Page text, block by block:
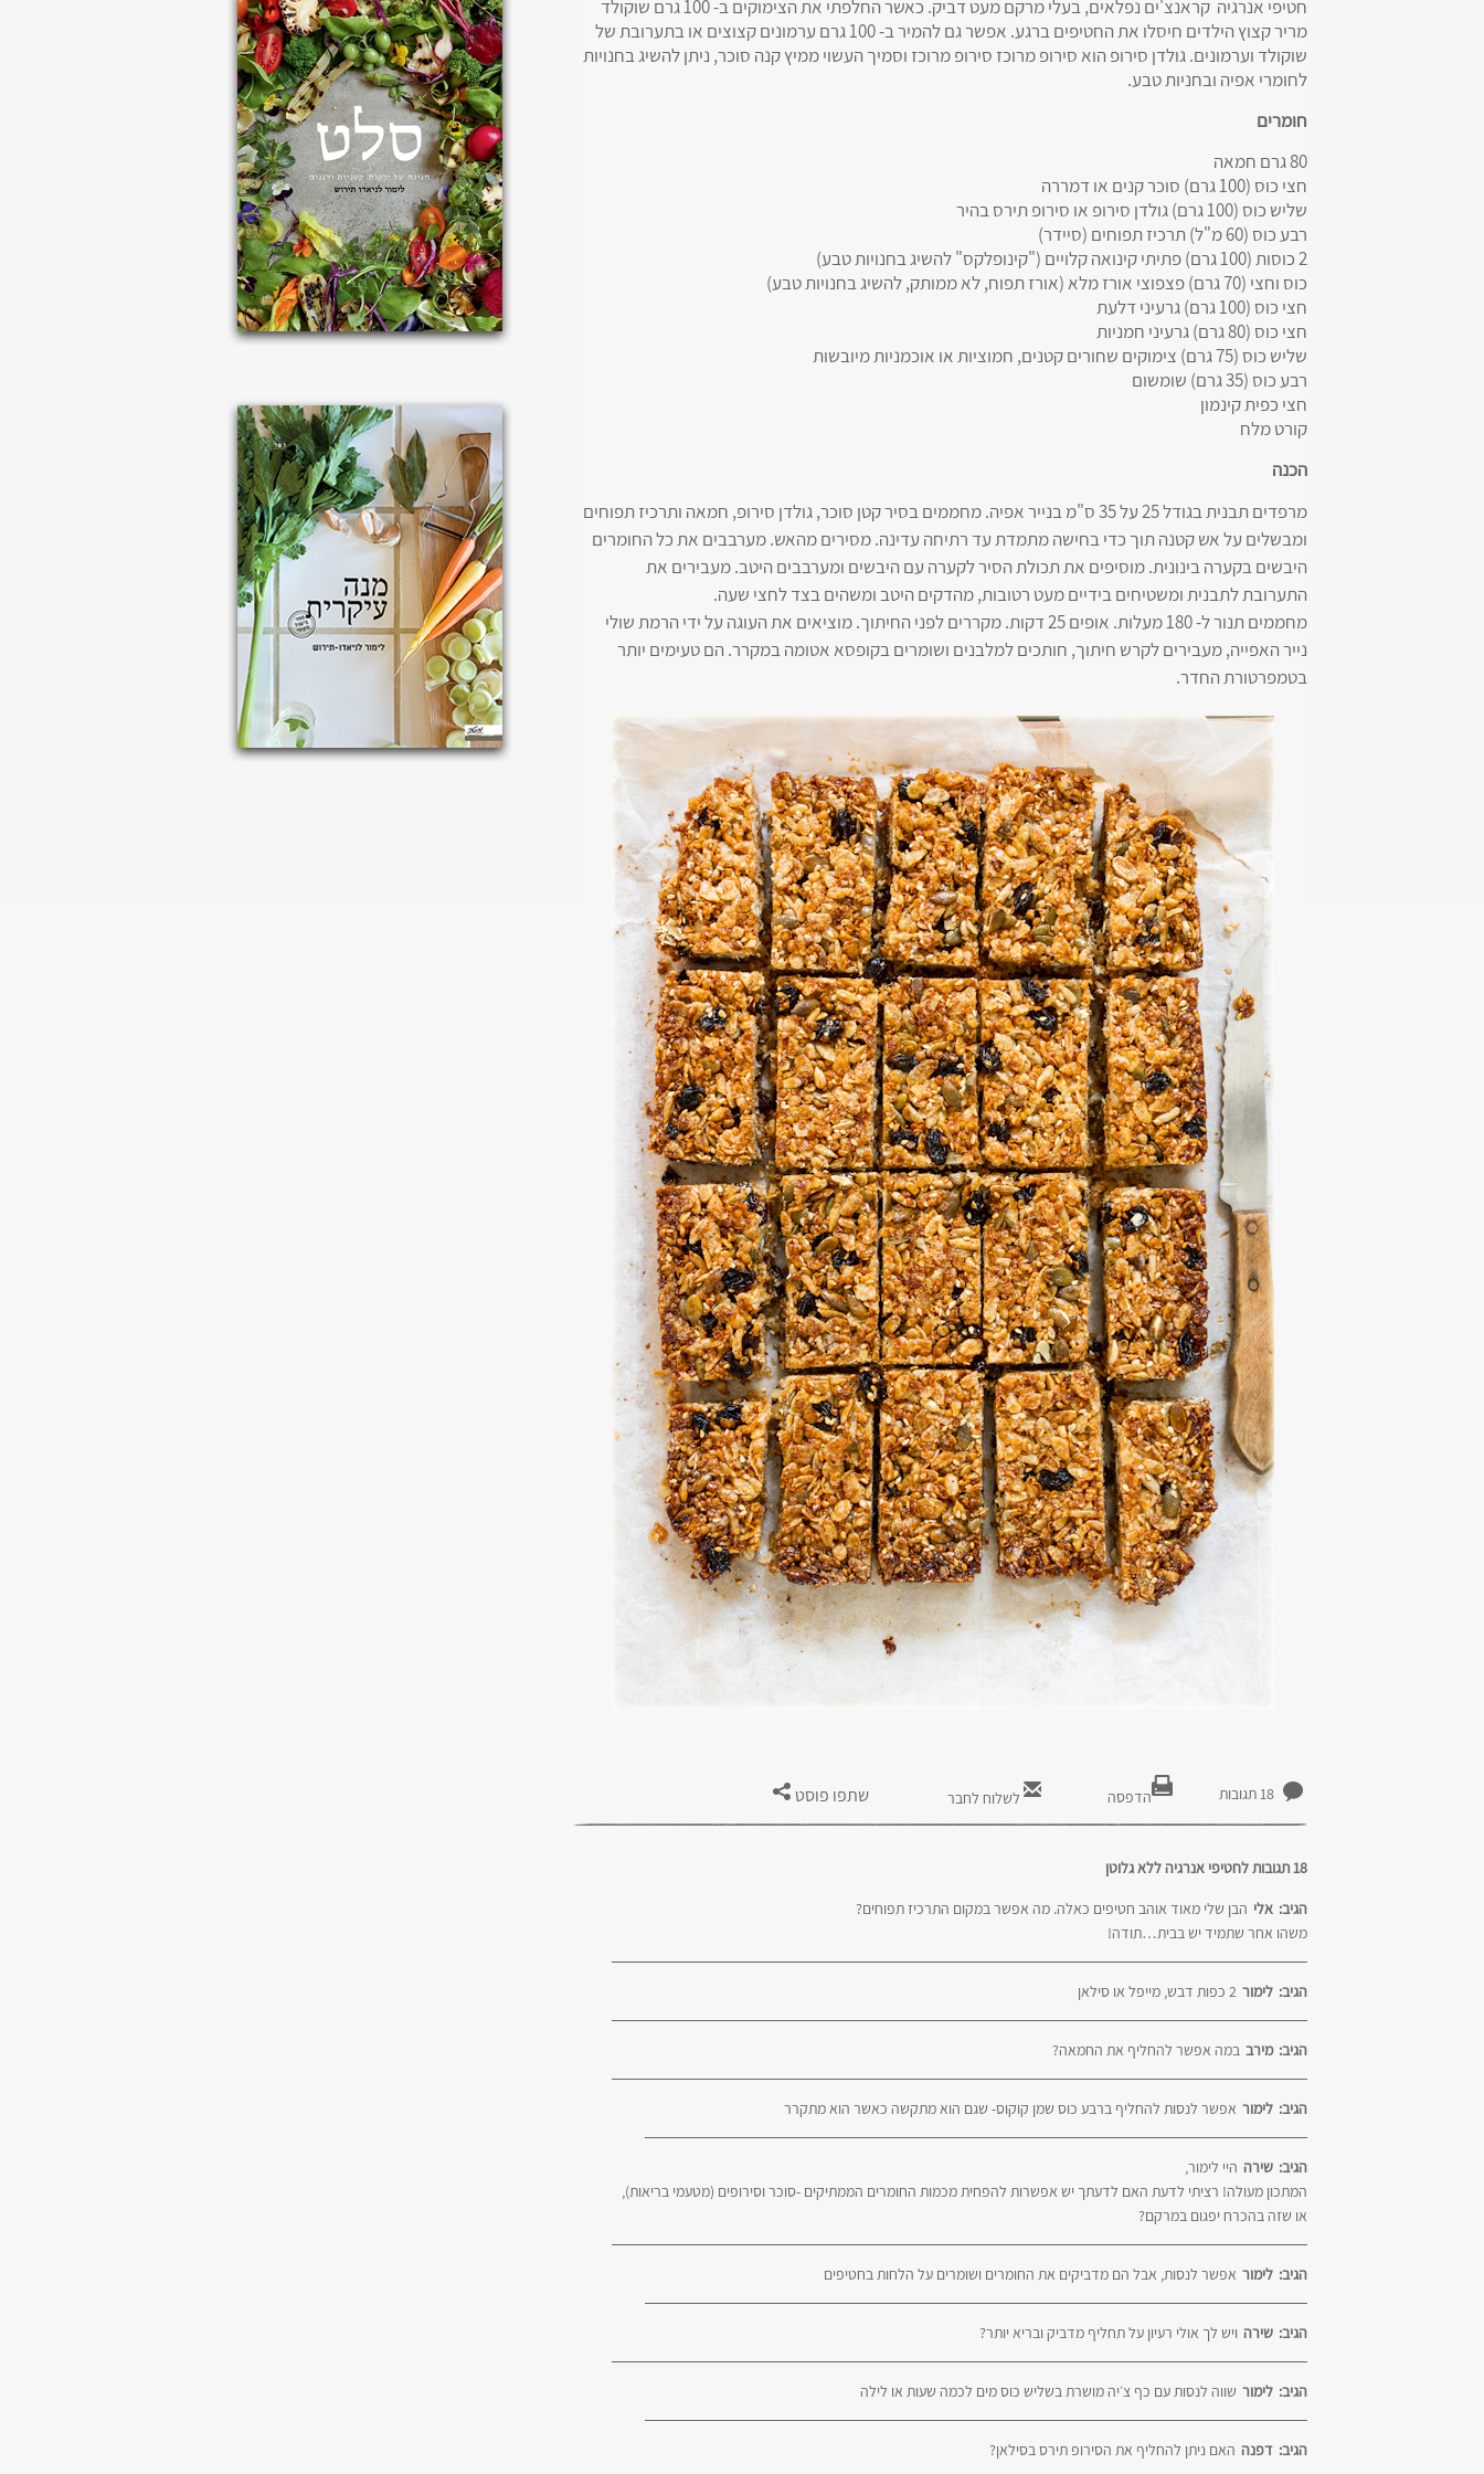
חטיפי אנרגיה קראנצ'ים נפלאים, בעלי מרקם מעט דביק. כאשר החלפתי את הצימוקים ב- 100 גרם שוקולד
מריר קצוץ הילדים חיסלו את החטיפים ברגע. אפשר גם להמיר ב- 100 גרם ערמונים קצוצים או בתערובת של
שוקולד וערמונים. גולדן סירופ הוא סירופ מרוכז סירופ מרוכז וסמיך העשוי ממיץ קנה סוכר, ניתן להשיג בחנויות
לחומרי אפיה ובחניות טבע.
חומרים
80 גרם חמאה
חצי כוס (100 גרם) סוכר קנים או דמררה
שליש כוס (100 גרם) גולדן סירופ או סירופ תירס בהיר
רבע כוס (60 מ"ל) תרכיז תפוחים (סיידר)
2 כוסות (100 גרם) פתיתי קינואה קלויים ("קינופלקס" להשיג בחנויות טבע)
כוס וחצי (70 גרם) פצפוצי אורז מלא (אורז תפוח, לא ממותק, להשיג בחנויות טבע)
חצי כוס (100 גרם) גרעיני דלעת
חצי כוס (80 גרם) גרעיני חמניות
שליש כוס (75 גרם) צימוקים שחורים קטנים, חמוציות או אוכמניות מיובשות
רבע כוס (35 גרם) שומשום
חצי כפית קינמון
קורט מלח
הכנה
מרפדים תבנית בגודל 25 על 35 ס"מ בנייר אפיה. מחממים בסיר קטן סוכר, גולדן סירופ, חמאה ותרכיז תפוחים
ומבשלים על אש קטנה תוך כדי בחישה מתמדת עד רתיחה עדינה. מסירים מהאש. מערבבים את כל החומרים
היבשים בקערה בינונית. מוסיפים את תכולת הסיר לקערה עם היבשים ומערבבים היטב. מעבירים את
התערובת לתבנית ומשטיחים בידיים מעט רטובות, מהדקים היטב ומשהים בצד לחצי שעה.
מחממים תנור ל- 180 מעלות. אופים 25 דקות. מקררים לפני החיתוך. מוציאים את העוגה על ידי הרמת שולי
נייר האפייה, מעבירים לקרש חיתוך, חותכים למלבנים ושומרים בקופסא אטומה במקרר. הם טעימים יותר
בטמפרטורת החדר.
18 תגובות הדפסה לשלוח לחבר שתפו פוסט
18 תגובות לחטיפי אנרגיה ללא גלוטן
אלי הגיב:
הבן שלי מאוד אוהב חטיפים כאלה. מה אפשר במקום התרכיז תפוחים?
משהו אחר שתמיד יש בבית…תודה!
לימור הגיב: 2 כפות דבש, מייפל או סילאן
מירב הגיב: במה אפשר להחליף את החמאה?
לימור הגיב: אפשר לנסות להחליף ברבע כוס שמן קוקוס- שגם הוא מתקשה כאשר הוא מתקרר
שירה הגיב:
היי לימור,
המתכון מעולה! רציתי לדעת האם לדעתך יש אפשרות להפחית מכמות החומרים הממתיקים -סוכר וסירופים (מטעמי בריאות),
או שזה בהכרח יפגום במרקם?
לימור הגיב: אפשר לנסות, אבל הם מדביקים את החומרים ושומרים על הלחות בחטיפים
שירה הגיב: ויש לך אולי רעיון על תחליף מדביק ובריא יותר?
לימור הגיב: שווה לנסות עם כף צ׳יה מושרת בשליש כוס מים לכמה שעות או לילה
דפנה הגיב: האם ניתן להחליף את הסירופ תירס בסילאן?